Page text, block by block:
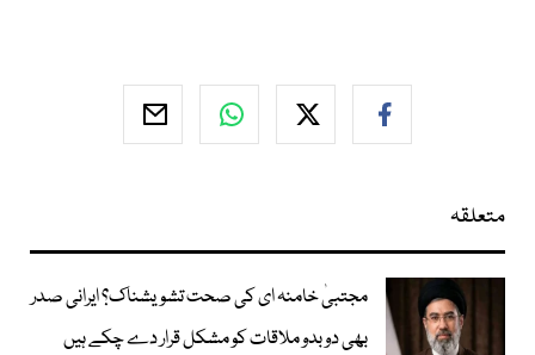
متعلقہ
مجتبیٰ خامنہ ای کی صحت تشویشناک؟ ایرانی صدر
بھی دوبدو ملاقات کو مشکل قرار دے چکے ہیں